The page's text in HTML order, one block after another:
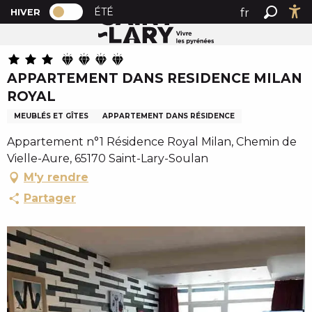
A
l
e
r
a
u
o
n
t
e
u
p
r
i
n
PAGE D’ACCUEIL ACTUELLE HIVER : PASSER EN MODE
HIVER PAGE D’ACCUEIL ACTUELLE HIVER :
ÉTÉ
fr
Accueil APPARTEMENT DANS RESIDENCE MILAN ROYAL
APPARTEMENT DANS RESIDENCE MILAN
ROYAL
MEUBLÉS ET GÎTES APPARTEMENT DANS RÉSIDENCE
Appartement n°1 Résidence Royal Milan, Chemin de
Vielle-Aure, 65170 Saint-Lary-Soulan
M'y rendre
Partager